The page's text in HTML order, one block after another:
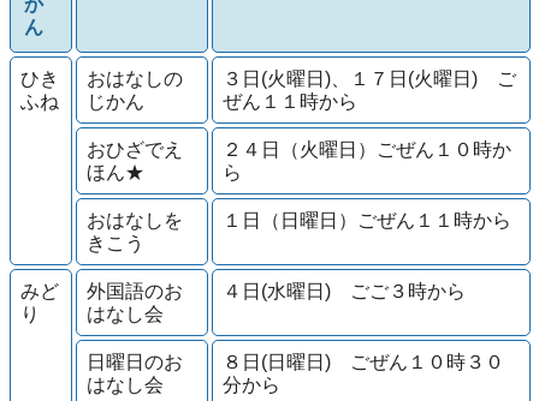
か
ん
ひき
ふね
おはなしの
じかん
３日(火曜日)、１７日(火曜日) ご
ぜん１１時から
おひざでえ
ほん★
２４日（火曜日）ごぜん１０時か
ら
おはなしを
きこう
１日（日曜日）ごぜん１１時から
みど
り
外国語のお
はなし会
４日(水曜日) ごご３時から
日曜日のお
はなし会
８日(日曜日) ごぜん１０時３０
分から